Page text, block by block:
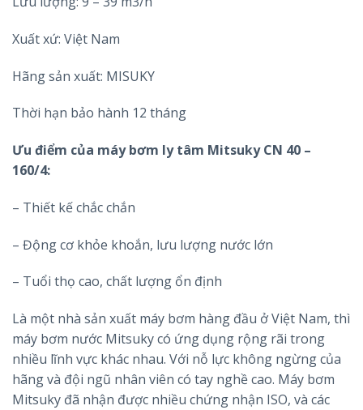
Xuất xứ: Việt Nam
Hãng sản xuất: MISUKY
Thời hạn bảo hành 12 tháng
Ưu điểm của máy bơm ly tâm Mitsuky CN 40 –
160/4:
– Thiết kế chắc chắn
– Động cơ khỏe khoắn, lưu lượng nước lớn
– Tuổi thọ cao, chất lượng ổn định
Là một nhà sản xuất máy bơm hàng đầu ở Việt Nam, thì
máy bơm nước Mitsuky có ứng dụng rộng rãi trong
nhiều lĩnh vực khác nhau. Với nỗ lực không ngừng của
hãng và đội ngũ nhân viên có tay nghề cao. Máy bơm
Mitsuky đã nhận được nhiều chứng nhận ISO, và các